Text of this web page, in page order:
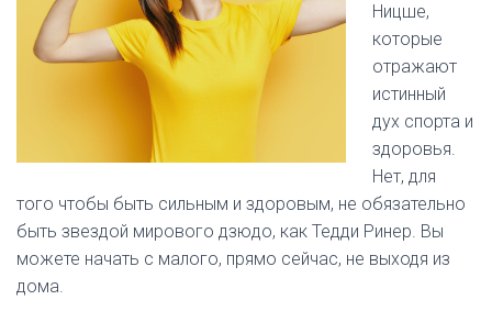
Ницше,
которые
отражают
истинный
дух спорта и
здоровья.
Нет, для
того чтобы быть сильным и здоровым, не обязательно
быть звездой мирового дзюдо, как Тедди Ринер. Вы
можете начать с малого, прямо сейчас, не выходя из
дома.